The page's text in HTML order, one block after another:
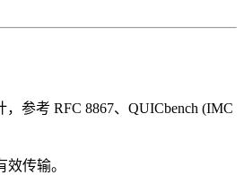
参考 RFC 8867、QUICbench (IMC
传输。